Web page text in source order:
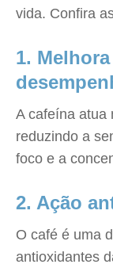
vida. Confira
1.
A cafeína atua
reduzindo a
foco e a
2. Ação
O café é uma
antioxidantes